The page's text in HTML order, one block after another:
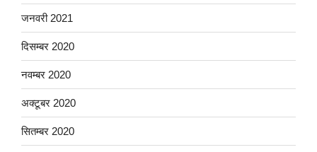
जनवरी 2021
दिसम्बर 2020
नवम्बर 2020
अक्टूबर 2020
सितम्बर 2020